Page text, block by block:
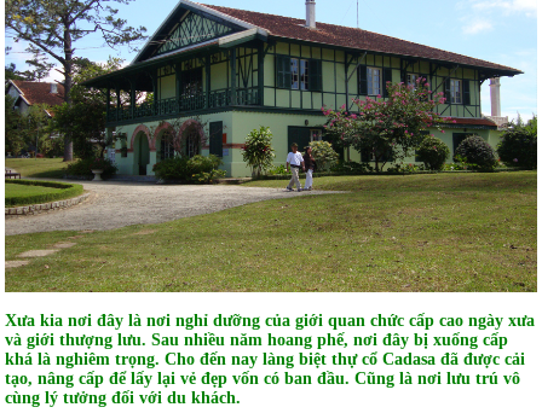
Xưa kia nơi đây là nơi nghỉ dưỡng của giới quan chức cấp cao ngày xưa
và giới thượng lưu. Sau nhiều năm hoang phế, nơi đây bị xuống cấp
khá là nghiêm trọng. Cho đến nay làng biệt thự cổ Cadasa đã được cải
tạo, nâng cấp để lấy lại vẻ đẹp vốn có ban đầu. Cũng là nơi lưu trú vô
cùng lý tưởng đối với du khách.